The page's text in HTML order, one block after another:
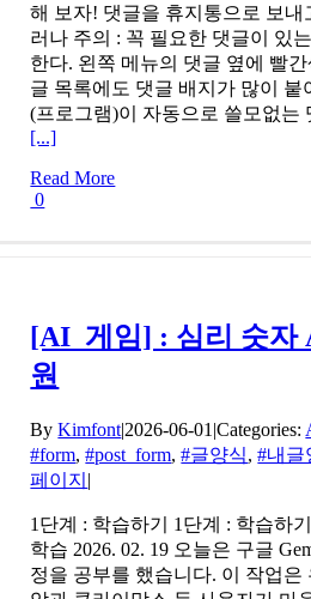
해 보자! 댓글을 휴지통으로 보내
러나 주의 : 꼭 필요한 댓글이 있
한다. 왼쪽 메뉴의 댓글 옆에 빨
글 목록에도 댓글 배지가 많이 붙
(프로그램)이 자동으로 쓸모없는
[...]
Read More
0
[AI_게임] : 심리 숫
원
ByKimfont|2026-06-01 |Categories:
#form,#post_form,#글양식,#내글
페이지 |
1단계 : 학습하기 1단계 : 학습하
학습 2026. 02. 19 오늘은 구글
정을 공부를 했습니다. 이 작업은